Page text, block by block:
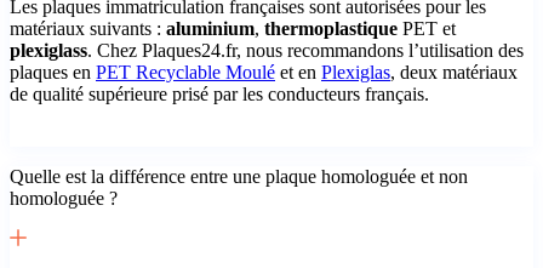
Les plaques immatriculation françaises sont autorisées pour les
matériaux suivants : aluminium, thermoplastique PET et
plexiglass. Chez Plaques24.fr, nous recommandons l’utilisation des
plaques en PET Recyclable Moulé et en Plexiglas, deux matériaux
de qualité supérieure prisé par les conducteurs français.
Quelle est la différence entre une plaque homologuée et non
homologuée ?